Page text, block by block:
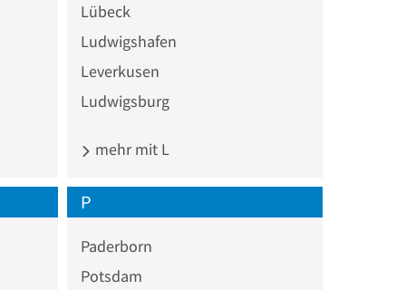
Lübeck
Ludwigshafen
Leverkusen
Ludwigsburg
mehr mit L
P
Paderborn
Potsdam